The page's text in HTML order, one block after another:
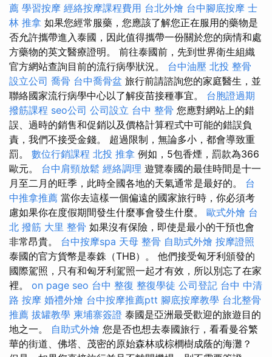
薦 學習按摩 經絡按摩課程費用 台北外燴 台中腳底按摩 士
林 推拿 如果您經常服藥，您應該了解您正在服用的藥物是
否允許攜帶進入泰國，因此值得攜帶一份關於您的病情和處
方藥物的英文醫療證明。 前往泰國前，先到世界衛生組織
官方網站查詢目前的流行病學狀況。 台中油壓 北投 整骨
設立公司 喬骨 台中喬骨盆 旅行前請諮詢您的家庭醫生，並
聯絡國家流行病學中心以了解疫苗接種事宜。 台胞證過期
撥筋課程 seo公司 公司設立 台中 整骨 您應對網站上的錯
誤、過時的銷售和促銷以及價格計算程式中可能的錯誤負
責，我們不接受金錢。 超過限制，無論多小，都會導致重
罰。 數位行銷課程 北投 推拿 例如，5包香煙，罰款為366
歐元。 台中肩頸放鬆 經絡調理 遊覽泰國的最佳時間是十一
月至二月的旺季，此時全國各地的天氣通常是最好的。 台
中推拿推薦 當你去這樣一個偏遠的國家旅行時，你必須考
慮如果你在度假期間發生什麼事會發生什麼。 歐式外燴 台
北 撥筋 大里 整骨 如果沒有保險，即使是最小的干預也會
非常昂貴。 台中按摩spa 天母 整骨 自助式外燴 按摩證照
泰國的官方貨幣是泰銖（THB）。 他們接受匈牙利頒發的
國際駕照，只有和匈​​牙利駕照一起才有效，所以別忘了在家
裡。 on page seo 台中 整復 整復學徒 公司登記 台中 中清
路 按摩 婚禮外燴 台中按摩推薦ptt 腳底按摩教學 台北整骨
推薦 拔罐教學 柬埔寨簽證 泰國是亞洲最受歡迎的旅遊目的
地之一。 自助式外燴 您是否也想去泰國旅行，看看曼谷繁
華的街道、佛塔、茂密的原始森林或棕櫚樹成蔭的海灘？